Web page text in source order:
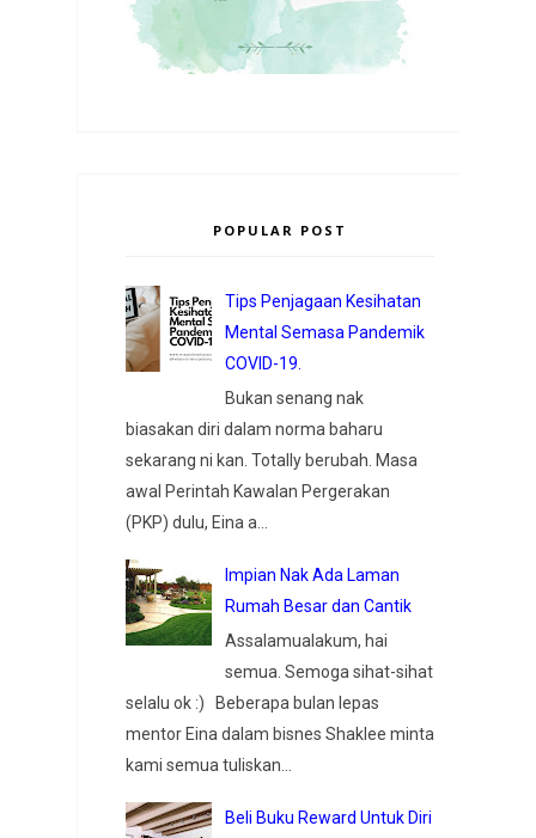
POPULAR POST
Tips Penjagaan Kesihatan
Mental Semasa Pandemik
COVID-19.
Bukan senang nak
biasakan diri dalam norma baharu
sekarang ni kan. Totally berubah. Masa
awal Perintah Kawalan Pergerakan
(PKP) dulu, Eina a...
Impian Nak Ada Laman
Rumah Besar dan Cantik
Assalamualakum, hai
semua. Semoga sihat-sihat
selalu ok :) Beberapa bulan lepas
mentor Eina dalam bisnes Shaklee minta
kami semua tuliskan...
Beli Buku Reward Untuk Diri